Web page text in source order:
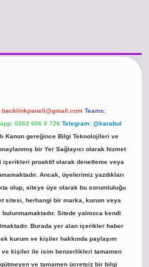
backlinkpaneli@gmail.com Teams:
0262 606 0 726 Telegram: @karabul
Kanun gereğince Bilgi Teknolojileri ve
bir Yer Sağlayıcı olarak hizmet
içerikleri proaktif olarak denetleme veya
Ancak, üyelerimiz yazdıkları
olup, siteye üye olarak bu sorumluluğu
sitesi, herhangi bir marka, kurum veya
Sitede yalnızca kendi
Burada yer alan içerikler haber
kurum ve kişiler hakkında paylaşım
ve kişiler ile isim benzerlikleri tamamen
ve tamamen ücretsiz bir bilgi